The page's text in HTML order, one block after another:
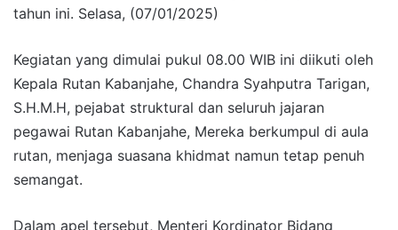
tahun ini. Selasa, (07/01/2025)
Kegiatan yang dimulai pukul 08.00 WIB ini diikuti oleh
Kepala Rutan Kabanjahe, Chandra Syahputra Tarigan,
S.H.M.H, pejabat struktural dan seluruh jajaran
pegawai Rutan Kabanjahe, Mereka berkumpul di aula
rutan, menjaga suasana khidmat namun tetap penuh
semangat.
Dalam apel tersebut, Menteri Kordinator Bidang